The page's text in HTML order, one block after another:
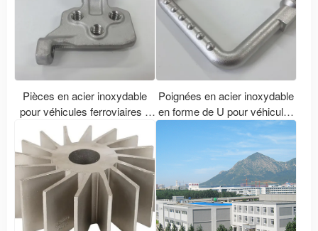
Pièces en acier inoxydable
pour véhicules ferroviaires à
grande vitesse et métro |
Fonderie et usinage de
précision
Poignées en acier inoxydable
en forme de U pour véhicules
ferroviaires | Accessoires de
mains courantes sur mesure
pour trains à grande vitesse et
métros